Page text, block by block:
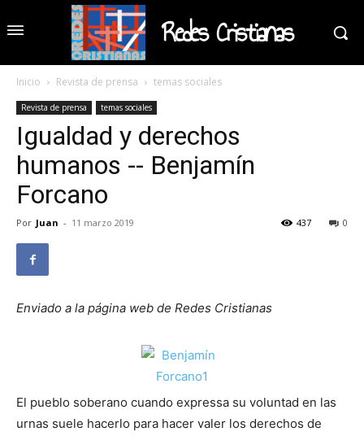
Redes Cristianas
Inicio Revista de prensa temas sociales
Revista de prensa temas sociales
Igualdad y derechos
humanos -- Benjamín
Forcano
Por Juan - 11 marzo 2019 0
437
Enviado a la página web de Redes Cristianas
El pueblo soberano cuando expressa su voluntad en las
urnas suele hacerlo para hacer valer los derechos de